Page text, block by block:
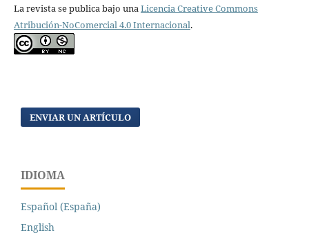
La revista se publica bajo unaLicencia Creative Commons
Atribución-NoComercial 4.0 Internacional.
ENVIAR UN ARTÍCULO
IDIOMA
Español (España)
English